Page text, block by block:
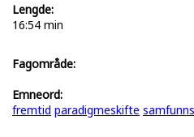
Lengde:
16:54 min
Fagområde:
Emneord:
fremtid paradigmeskifte